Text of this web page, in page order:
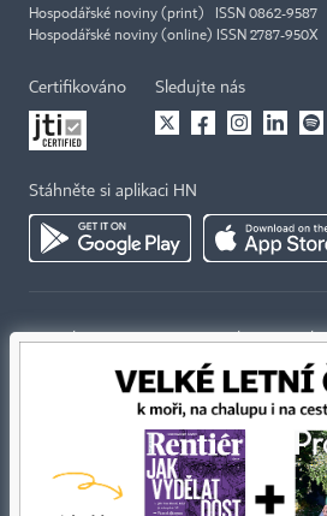
Hospodářské noviny (print) ISSN 0862-9587
Hospodářské noviny (online) ISSN 2787-950X
Certifikováno Sledujte nás
Stáhněte si aplikaci HN
Kontakty
Tiráž redakce HN
Ceník inzerce
Ochrana
Prohlášení o
Nastavení
Všeobecné